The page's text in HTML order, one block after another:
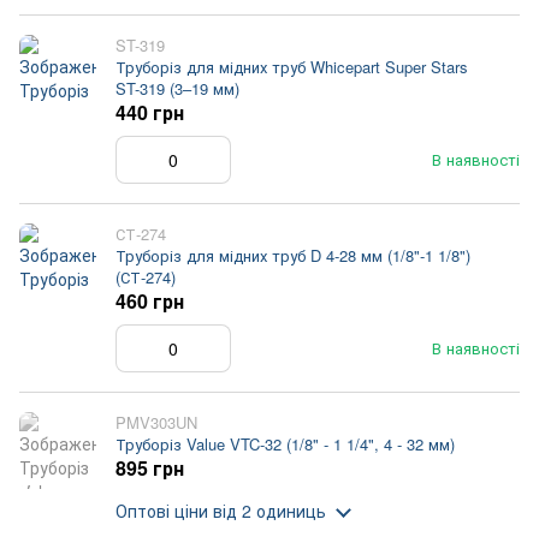
ST-319
Труборіз для мідних труб Whicepart Super Stars
ST-319 (3–19 мм)
В наявності
440 грн
СТ-274
Труборіз для мідних труб D 4-28 мм (1/8"-1 1/8")
(СТ-274)
В наявності
460 грн
PMV303UN
Труборіз Value VTC-32 (1/8" - 1 1/4", 4 - 32 мм)
895 грн
Оптові ціни від 2 одиниць